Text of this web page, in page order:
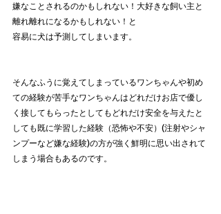
嫌なことされるのかもしれない！大好きな飼い主と
離れ離れになるかもしれない！と
容易に犬は予測してしまいます。
そんなふうに覚えてしまっているワンちゃんや初め
ての経験が苦手なワンちゃんはどれだけお店で優し
く接してもらったとしてもどれだけ安全を与えたと
しても既に学習した経験（恐怖や不安）(注射やシャ
ンプーなど嫌な経験)の方が強く鮮明に思い出されて
しまう場合もあるのです。